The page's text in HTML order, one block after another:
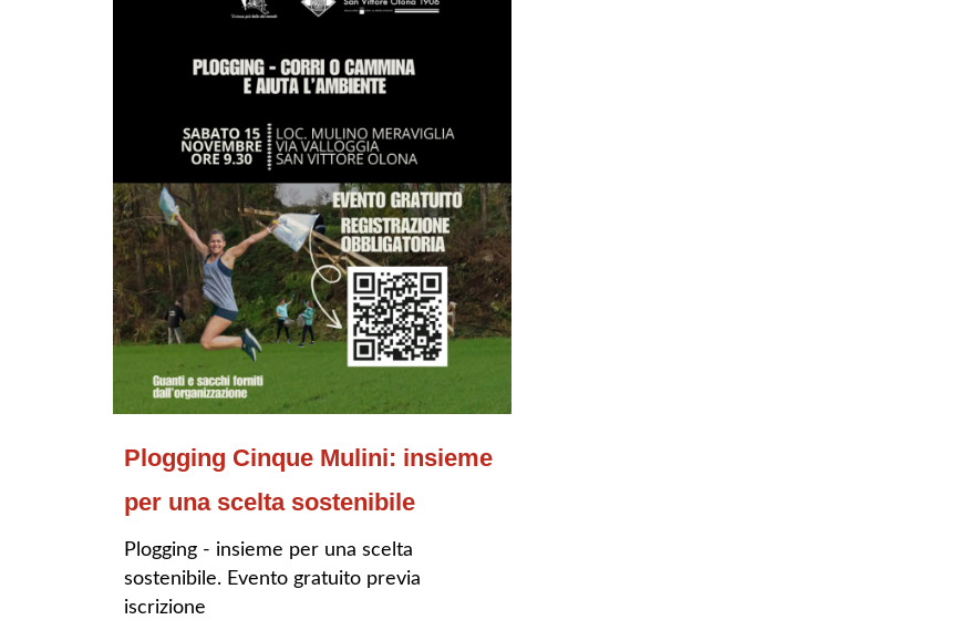
Plogging Cinque Mulini: insieme
per una scelta sostenibile
Plogging - insieme per una scelta
sostenibile. Evento gratuito previa
iscrizione